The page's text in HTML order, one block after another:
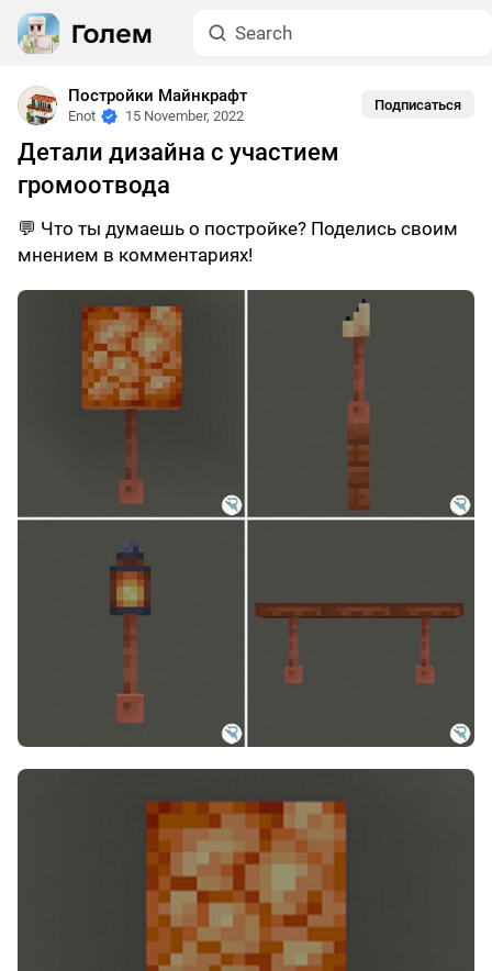
Постройки Майнкрафт
Enot 15 November, 2022
Подписаться
Детали дизайна с участием
громоотвода
💬 Что ты думаешь о постройке? Поделись своим
мнением в комментариях!